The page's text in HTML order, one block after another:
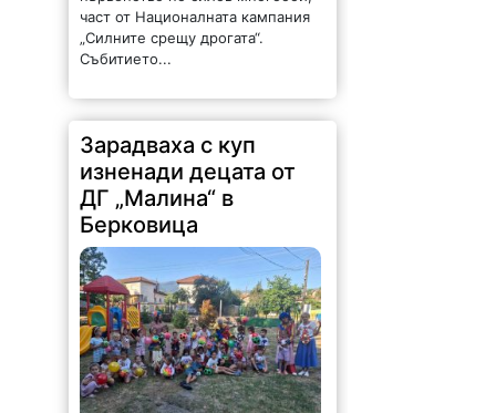
част от Националната кампания
„Силните срещу дрогата“.
Събитието...
Зарадваха с куп
изненади децата от
ДГ „Малина“ в
Берковица